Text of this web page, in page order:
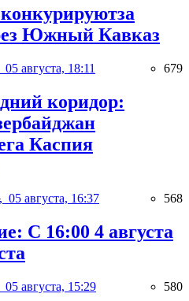
Южный Кавказ
05 августа, 18:11 679
коридор:
Каспия
05 августа, 16:37 568
С 16:00 4 августа
05 августа, 15:29 580